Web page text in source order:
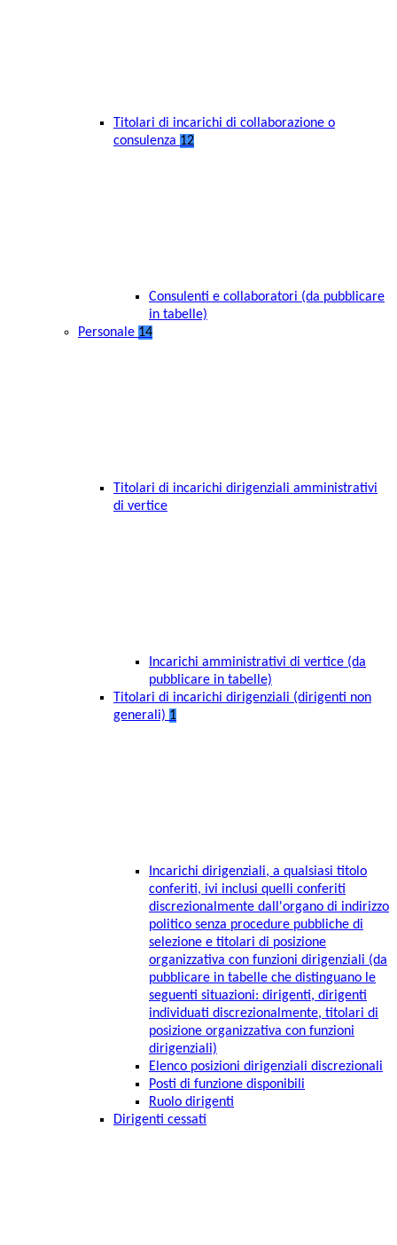
Titolari di incarichi di collaborazione o
consulenza 12
Consulenti e collaboratori (da pubblicare
in tabelle)
Personale 14
Titolari di incarichi dirigenziali amministrativi
di vertice
Incarichi amministrativi di vertice (da
pubblicare in tabelle)
Titolari di incarichi dirigenziali (dirigenti non
generali) 1
Incarichi dirigenziali, a qualsiasi titolo
conferiti, ivi inclusi quelli conferiti
discrezionalmente dall'organo di indirizzo
politico senza procedure pubbliche di
selezione e titolari di posizione
organizzativa con funzioni dirigenziali (da
pubblicare in tabelle che distinguano le
seguenti situazioni: dirigenti, dirigenti
individuati discrezionalmente, titolari di
posizione organizzativa con funzioni
dirigenziali)
Elenco posizioni dirigenziali discrezionali
Posti di funzione disponibili
Ruolo dirigenti
Dirigenti cessati